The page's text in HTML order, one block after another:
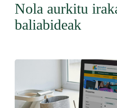
Nola aurkitu
baliabideak